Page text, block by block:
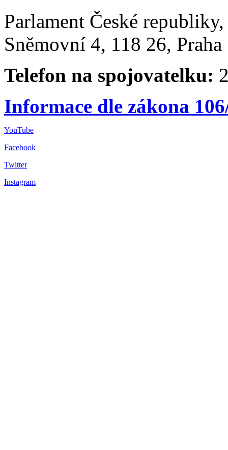
Parlament České
Sněmovní 4, 118 26,
Telefon na spojovatelku:
Informace dle zákona
YouTube
Facebook
Twitter
Instagram